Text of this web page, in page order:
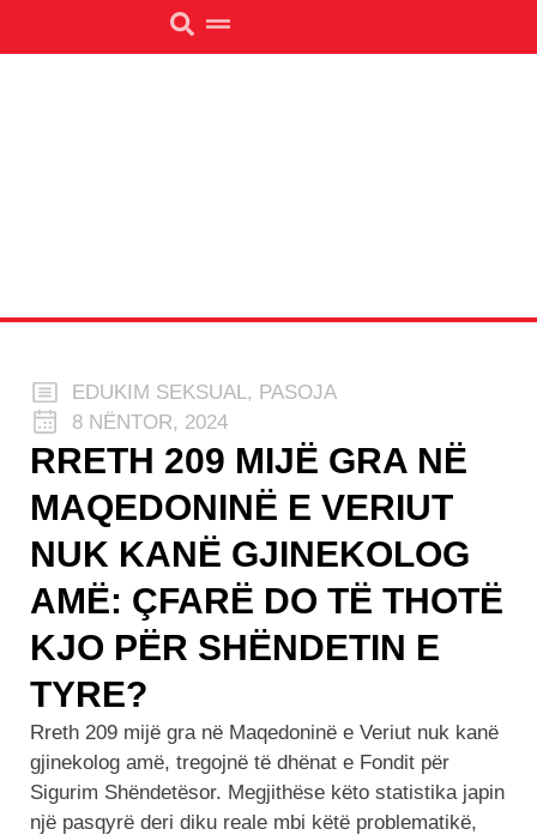
EDUKIM SEKSUAL, PASOJA
8 NËNTOR, 2024
RRETH 209 MIJË GRA NË
MAQEDONINË E VERIUT
NUK KANË GJINEKOLOG
AMË: ÇFARË DO TË THOTË
KJO PËR SHËNDETIN E
TYRE?
Rreth 209 mijë gra në Maqedoninë e Veriut nuk kanë
gjinekolog amë, tregojnë të dhënat e Fondit për
Sigurim Shëndetësor. Megjithëse këto statistika japin
një pasqyrë deri diku reale mbi këtë problematikë,